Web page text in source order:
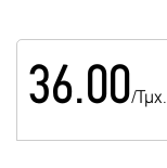
36.00/Τμχ.